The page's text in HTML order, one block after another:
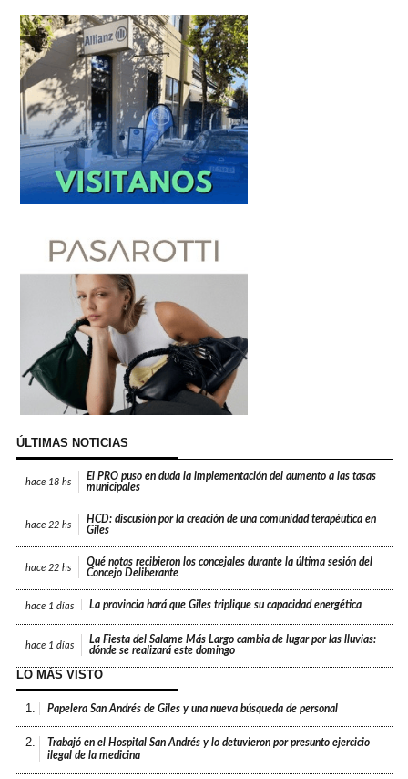
ÚLTIMAS NOTICIAS
hace 18 hs
El PRO puso en duda la implementación del aumento a las tasas
municipales
hace 22 hs
HCD: discusión por la creación de una comunidad terapéutica en
Giles
hace 22 hs
Qué notas recibieron los concejales durante la última sesión del
Concejo Deliberante
hace 1 días La provincia hará que Giles triplique su capacidad energética
hace 1 días
La Fiesta del Salame Más Largo cambia de lugar por las lluvias:
dónde se realizará este domingo
LO MÁS VISTO
1. Papelera San Andrés de Giles y una nueva búsqueda de personal
2.
Trabajó en el Hospital San Andrés y lo detuvieron por presunto ejercicio
ilegal de la medicina